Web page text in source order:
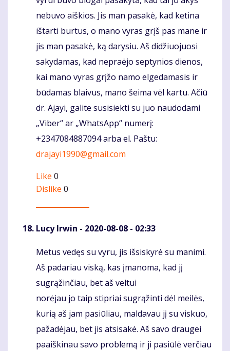
nebuvo aiškios. Jis man pasakė, kad ketina
ištarti burtus, o mano vyras grįš pas mane ir
jis man pasakė, ką darysiu. Aš didžiuojuosi
sakydamas, kad nepraėjo septynios dienos,
kai mano vyras grįžo namo elgedamasis ir
būdamas blaivus, mano šeima vėl kartu. Ačiū
dr. Ajayi, galite susisiekti su juo naudodami
„Viber“ ar „WhatsApp“ numerį:
+2347084887094 arba el. Paštu:
drajayi1990@gmail.com
Like 0
Dislike 0
Lucy Irwin - 2020-08-08 - 02:33
Komentaras
Metus vedęs su vyru, jis išsiskyrė su manimi.
Aš padariau viską, kas įmanoma, kad jį
sugrąžinčiau, bet aš veltui
norėjau jo taip stipriai sugrąžinti dėl meilės,
kurią aš jam pasiūliau, maldavau jį su viskuo,
pažadėjau, bet jis atsisakė. Aš savo draugei
paaiškinau savo problemą ir ji pasiūlė verčiau